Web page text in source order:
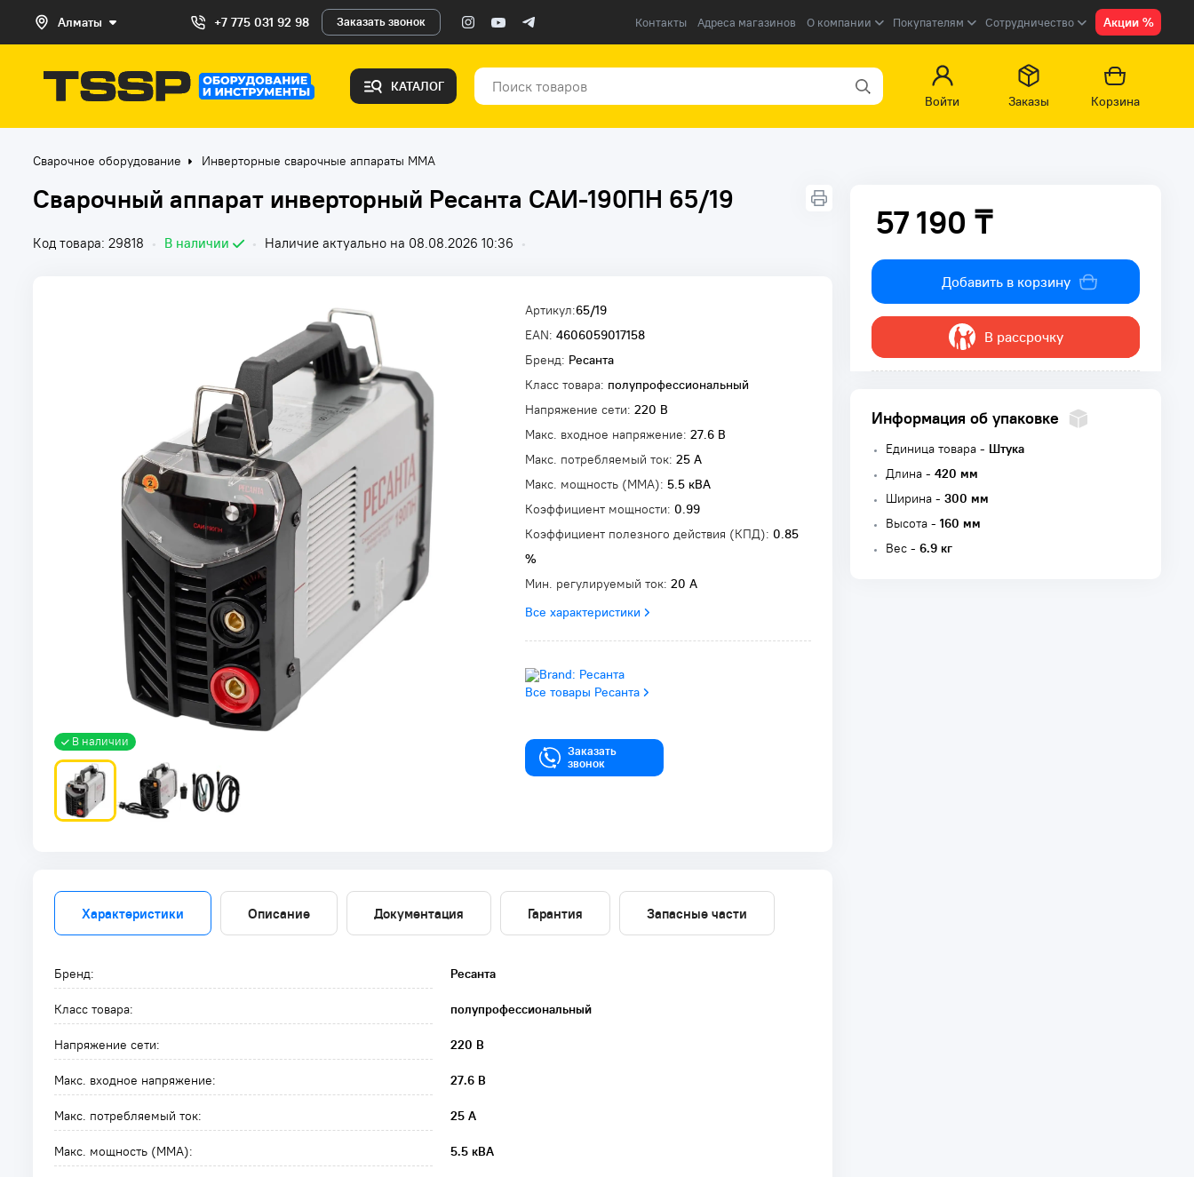
Алматы +7 775 031 92 98 Заказать звонок Контакты Адреса магазинов О компании Покупателям Сотрудничество Акции %
КАТАЛОГ
Войти
Заказы Корзина
Сварочное оборудование Инверторные сварочные аппараты ММА
Сварочный аппарат инверторный Ресанта САИ-190ПН 65/19
Код товара: 29818 • В наличии • Наличие актуально на 08.08.2026 10:36 •
В наличии
Артикул:65/19
EAN: 4606059017158
Бренд: Ресанта
Класс товара: полупрофессиональный
Напряжение сети: 220 В
Макс. входное напряжение: 27.6 В
Макс. потребляемый ток: 25 А
Макс. мощность (MMA): 5.5 кВА
Коэффициент мощности: 0.99
Коэффициент полезного действия (КПД): 0.85
%
Мин. регулируемый ток: 20 А
Все характеристики
Все товары Ресанта
Заказать
звонок
57 190 ₸
57 190 ₸
Добавить в корзину
В рассрочку
Информация об упаковке
Единица товара - Штука
Длина - 420 мм
Ширина - 300 мм
Высота - 160 мм
Вес - 6.9 кг
Характеристики Описание Документация Гарантия Запасные части
Бренд: Ресанта
Класс товара: полупрофессиональный
Напряжение сети: 220 В
Макс. входное напряжение: 27.6 В
Макс. потребляемый ток: 25 А
Макс. мощность (MMA): 5.5 кВА